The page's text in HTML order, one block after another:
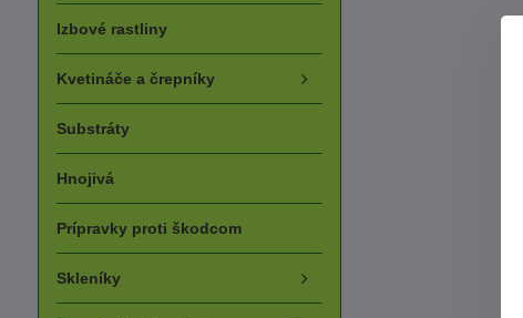
Izbové rastliny
Kvetináče a črepníky
Substráty
Hnojivá
Prípravky proti škodcom
Skleníky